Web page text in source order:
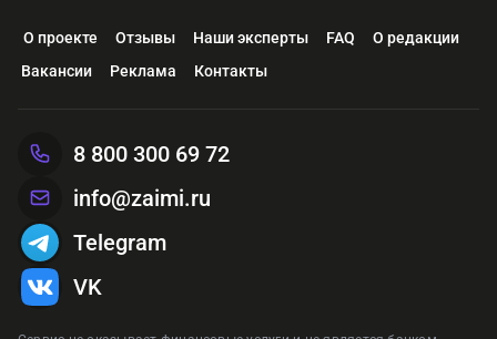
О проекте Отзывы Наши эксперты FAQ
О редакции
Вакансии
Реклама Контакты
8 800 300 69 72
info@zaimi.ru
Telegram
VK